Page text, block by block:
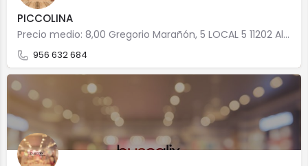
PICCOLINA
Precio medio: 8,00 Gregorio Marañón, 5 LOCAL 5 11202 Algeciras
956 632 684